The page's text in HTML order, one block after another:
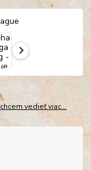
chcem vedieť viac...